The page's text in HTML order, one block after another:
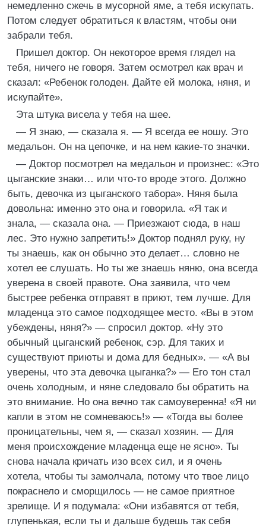
немедленно сжечь в мусорной яме, а тебя искупать.
Потом следует обратиться к властям, чтобы они
забрали тебя.
Пришел доктор. Он некоторое время глядел на
тебя, ничего не говоря. Затем осмотрел как врач и
сказал: «Ребенок голоден. Дайте ей молока, няня, и
искупайте».
Эта штука висела у тебя на шее.
— Я знаю, — сказала я. — Я всегда ее ношу. Это
медальон. Он на цепочке, и на нем какие-то значки.
— Доктор посмотрел на медальон и произнес: «Это
цыганские знаки… или что-то вроде этого. Должно
быть, девочка из цыганского табора». Няня была
довольна: именно это она и говорила. «Я так и
знала, — сказала она. — Приезжают сюда, в наш
лес. Это нужно запретить!» Доктор поднял руку, ну
ты знаешь, как он обычно это делает… словно не
хотел ее слушать. Но ты же знаешь няню, она всегда
уверена в своей правоте. Она заявила, что чем
быстрее ребенка отправят в приют, тем лучше. Для
младенца это самое подходящее место. «Вы в этом
убеждены, няня?» — спросил доктор. «Ну это
обычный цыганский ребенок, сэр. Для таких и
существуют приюты и дома для бедных». — «А вы
уверены, что эта девочка цыганка?» — Его тон стал
очень холодным, и няне следовало бы обратить на
это внимание. Но она вечно так самоуверенна! «Я ни
капли в этом не сомневаюсь!» — «Тогда вы более
проницательны, чем я, — сказал хозяин. — Для
меня происхождение младенца еще не ясно». Ты
снова начала кричать изо всех сил, и я очень
хотела, чтобы ты замолчала, потому что твое лицо
покраснело и сморщилось — не самое приятное
зрелище. И я подумала: «Они избавятся от тебя,
глупенькая, если ты и дальше будешь так себя